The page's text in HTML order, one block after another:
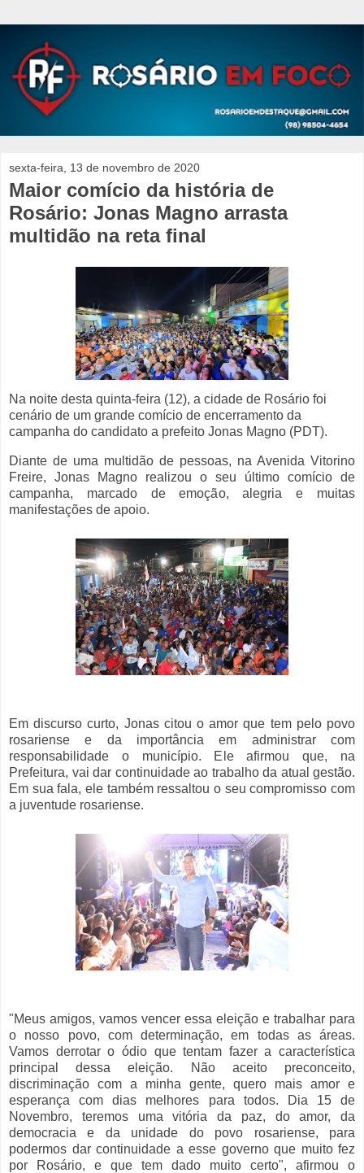
sexta-feira, 13 de novembro de 2020
Maior comício da história de
Rosário: Jonas Magno arrasta
multidão na reta final
Na noite desta quinta-feira (12), a cidade de Rosário foi
cenário de um grande comício de encerramento da
campanha do candidato a prefeito Jonas Magno (PDT).
Diante de uma multidão de pessoas, na Avenida Vitorino
Freire, Jonas Magno realizou o seu último comício de
campanha, marcado de emoção, alegria e muitas
manifestações de apoio.
Em discurso curto, Jonas citou o amor que tem pelo povo
rosariense e da importância em administrar com
responsabilidade o município. Ele afirmou que, na
Prefeitura, vai dar continuidade ao trabalho da atual gestão.
Em sua fala, ele também ressaltou o seu compromisso com
a juventude rosariense.
"Meus amigos, vamos vencer essa eleição e trabalhar para
o nosso povo, com determinação, em todas as áreas.
Vamos derrotar o ódio que tentam fazer a característica
principal dessa eleição. Não aceito preconceito,
discriminação com a minha gente, quero mais amor e
esperança com dias melhores para todos. Dia 15 de
Novembro, teremos uma vitória da paz, do amor, da
democracia e da unidade do povo rosariense, para
podermos dar continuidade a esse governo que muito fez
por Rosário, e que tem dado muito certo", afirmou o